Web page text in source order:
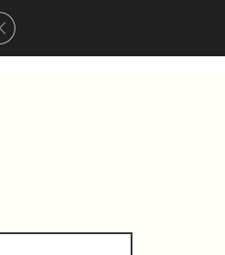
Cerrar el banner de cookies RGPD